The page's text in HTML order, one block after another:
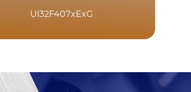
UI32F407xExG